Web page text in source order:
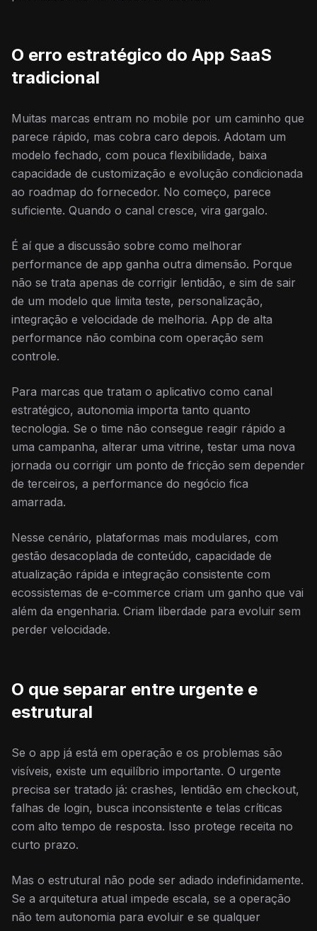
O erro estratégico do App SaaS
tradicional
Muitas marcas entram no mobile por um caminho que
parece rápido, mas cobra caro depois. Adotam um
modelo fechado, com pouca flexibilidade, baixa
capacidade de customização e evolução condicionada
ao roadmap do fornecedor. No começo, parece
suficiente. Quando o canal cresce, vira gargalo.
É aí que a discussão sobre como melhorar
performance de app ganha outra dimensão. Porque
não se trata apenas de corrigir lentidão, e sim de sair
de um modelo que limita teste, personalização,
integração e velocidade de melhoria. App de alta
performance não combina com operação sem
controle.
Para marcas que tratam o aplicativo como canal
estratégico, autonomia importa tanto quanto
tecnologia. Se o time não consegue reagir rápido a
uma campanha, alterar uma vitrine, testar uma nova
jornada ou corrigir um ponto de fricção sem depender
de terceiros, a performance do negócio fica
amarrada.
Nesse cenário, plataformas mais modulares, com
gestão desacoplada de conteúdo, capacidade de
atualização rápida e integração consistente com
ecossistemas de e-commerce criam um ganho que vai
além da engenharia. Criam liberdade para evoluir sem
perder velocidade.
O que separar entre urgente e
estrutural
Se o app já está em operação e os problemas são
visíveis, existe um equilíbrio importante. O urgente
precisa ser tratado já: crashes, lentidão em checkout,
falhas de login, busca inconsistente e telas críticas
com alto tempo de resposta. Isso protege receita no
curto prazo.
Mas o estrutural não pode ser adiado indefinidamente.
Se a arquitetura atual impede escala, se a operação
não tem autonomia para evoluir e se qualquer